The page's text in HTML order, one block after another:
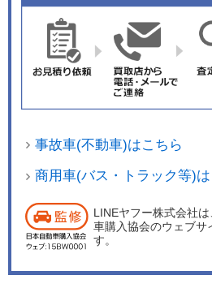
事故車(不動車)はこちら
商用車(バス・トラック等)
LINEヤフー株式会社
車購入協会のウェブサ
す。